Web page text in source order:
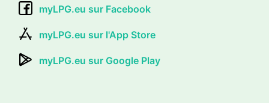
myLPG.eu sur Facebook
myLPG.eu sur l'App Store
myLPG.eu sur Google Play